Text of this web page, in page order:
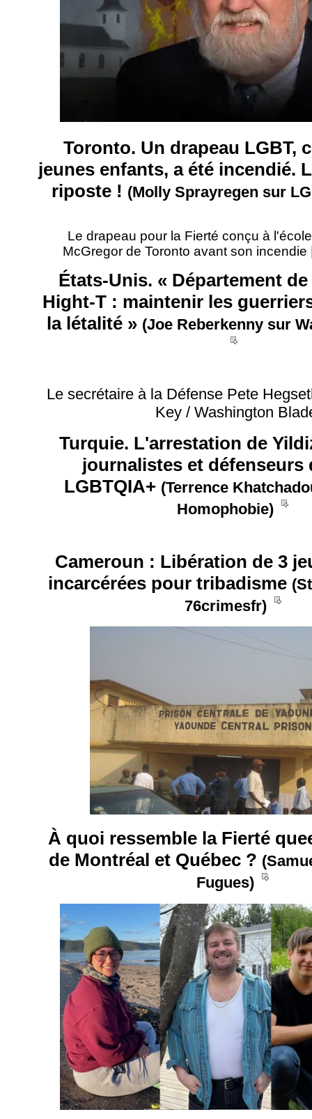
Toronto. Un drapeau LGBT,
jeunes enfants, a été incendié.
riposte ! (Molly Sprayregen sur
Le drapeau pour la Fierté conçu à
McGregor de Toronto avant son
États-Unis. « Département
Hight-T : maintenir les
la létalité » (Joe Reberkenny sur
__
Le secrétaire à la Défense Pete
Key / Washington
Turquie. L'arrestation de
journalistes et défenseurs
LGBTQIA+ (Terrence
Homophobie) __
Cameroun : Libération de 3
incarcérées pour tribadisme
76crimesfr) __
À quoi ressemble la Fierté
de Montréal et Québec ?
Fugues) __